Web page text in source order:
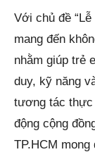
Với chủ đề
mang đến
nhằm giúp trẻ
duy, kỹ năng
tương tác thực
động cộng
TP.HCM